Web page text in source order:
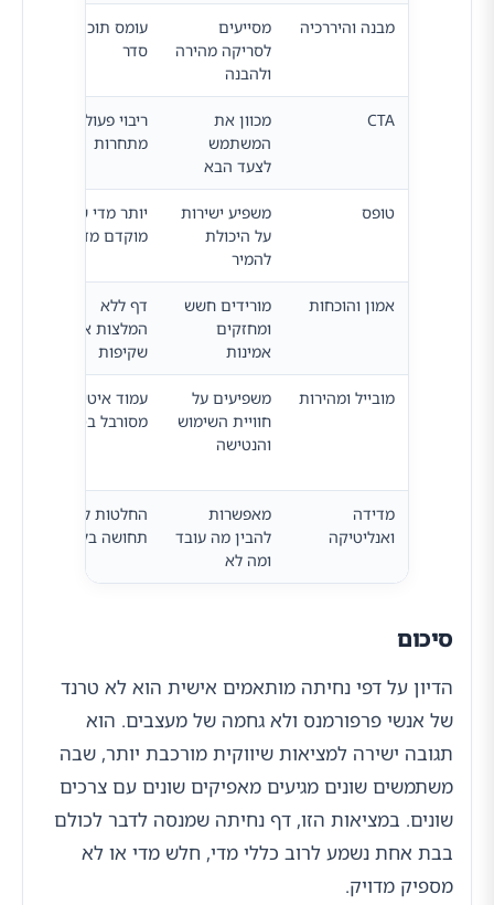
מבנה והיררכיה
מסייעים
לסריקה מהירה
ולהבנה
עומס תוכן ללא
סדר
CTA
מכוון את
המשתמש
לצעד הבא
ריבוי פעולות
מתחרות
טופס
משפיע ישירות
על היכולת
להמיר
יותר מדי שדות
מוקדם מדי
אמון והוכחות
מורידים חשש
ומחזקים
אמינות
דף ללא
המלצות או
שקיפות
מובייל ומהירות
משפיעים על
חוויית השימוש
והנטישה
עמוד איטי או
מסורבל בטלפון
מדידה
ואנליטיקה
מאפשרות
להבין מה עובד
ומה לא
החלטות לפי
תחושה בלבד
סיכום
הדיון על דפי נחיתה מותאמים אישית הוא לא טרנד
של אנשי פרפורמנס ולא גחמה של מעצבים. הוא
תגובה ישירה למציאות שיווקית מורכבת יותר, שבה
משתמשים שונים מגיעים מאפיקים שונים עם צרכים
שונים. במציאות הזו, דף נחיתה שמנסה לדבר לכולם
בבת אחת נשמע לרוב כללי מדי, חלש מדי או לא
מספיק מדויק.